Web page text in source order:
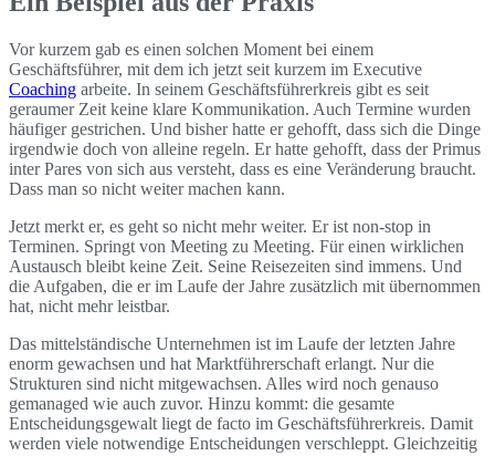
Vor kurzem gab es einen solchen Moment bei einem
Geschäftsführer, mit dem ich jetzt seit kurzem im Executive
Coaching arbeite. In seinem Geschäftsführerkreis gibt es seit
geraumer Zeit keine klare Kommunikation. Auch Termine wurden
häufiger gestrichen. Und bisher hatte er gehofft, dass sich die Dinge
irgendwie doch von alleine regeln. Er hatte gehofft, dass der Primus
inter Pares von sich aus versteht, dass es eine Veränderung braucht.
Dass man so nicht weiter machen kann.
Jetzt merkt er, es geht so nicht mehr weiter. Er ist non-stop in
Terminen. Springt von Meeting zu Meeting. Für einen wirklichen
Austausch bleibt keine Zeit. Seine Reisezeiten sind immens. Und
die Aufgaben, die er im Laufe der Jahre zusätzlich mit übernommen
hat, nicht mehr leistbar.
Das mittelständische Unternehmen ist im Laufe der letzten Jahre
enorm gewachsen und hat Marktführerschaft erlangt. Nur die
Strukturen sind nicht mitgewachsen. Alles wird noch genauso
gemanaged wie auch zuvor. Hinzu kommt: die gesamte
Entscheidungsgewalt liegt de facto im Geschäftsführerkreis. Damit
werden viele notwendige Entscheidungen verschleppt. Gleichzeitig